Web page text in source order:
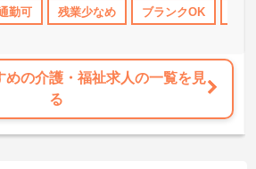
休日110日以上 研修制度あり 産休･育休
ム【ソラストポイント】などがあります。
、詳細の情報や面接のポイントをお伝えし
合わせください。
勤可 残業少なめ ブランクOK
めの介護・福祉求人の一覧を見
る